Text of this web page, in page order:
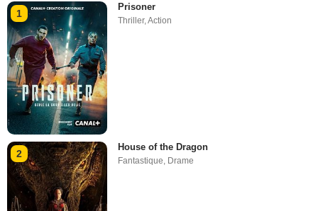
1
Prisoner
Thriller,Action
2
House of the Dragon
Fantastique, Drame